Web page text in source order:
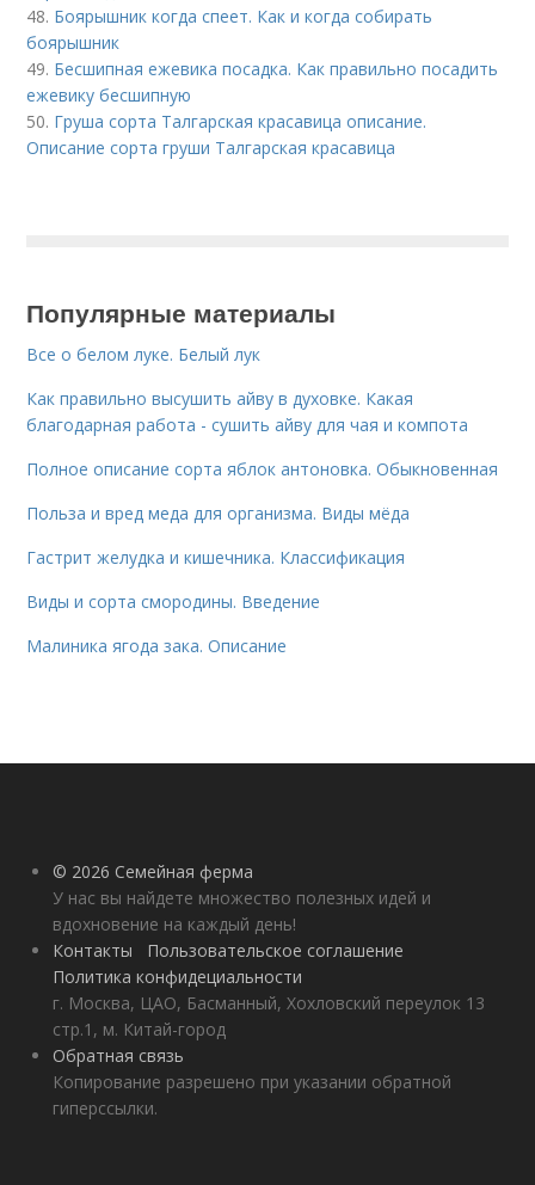
48. Боярышник когда спеет. Как и когда собирать
боярышник
49. Бесшипная ежевика посадка. Как правильно посадить
ежевику бесшипную
50. Груша сорта Талгарская красавица описание.
Описание сорта груши Талгарская красавица
Популярные материалы
Все о белом луке. Белый лук
Как правильно высушить айву в духовке. Какая
благодарная работа - сушить айву для чая и компота
Полное описание сорта яблок антоновка. Обыкновенная
Польза и вред меда для организма. Виды мёда
Гастрит желудка и кишечника. Классификация
Виды и сорта смородины. Введение
Малиника ягода зака. Описание
© 2026 Семейная ферма
У нас вы найдете множество полезных идей и
вдохновение на каждый день!
Контакты
Пользовательское соглашение
Политика конфидециальности
г. Москва, ЦАО, Басманный, Хохловский переулок 13
стр.1, м. Китай-город
Обратная связь
Копирование разрешено при указании обратной
гиперссылки.